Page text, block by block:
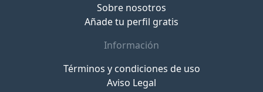
Sobre nosotros
Añade tu perfil gratis
Información
Términos y condiciones de uso
Aviso Legal